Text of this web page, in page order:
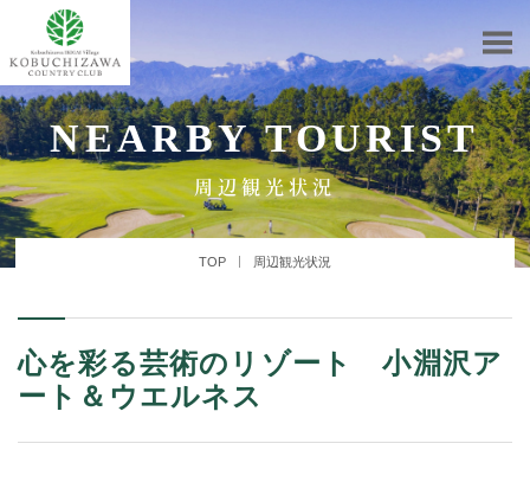
NEARBY TOURIST
周辺観光状況
TOP 周辺観光状況
心を彩る芸術のリゾート 小淵沢ア
ート＆ウエルネス